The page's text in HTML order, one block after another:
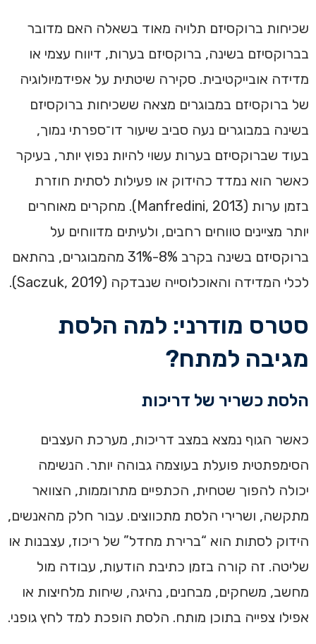
שכיחות ברוקסיזם תלויה מאוד בשאלה האם מדובר
בברוקסיזם בשינה, ברוקסיזם בערות, דיווח עצמי או
מדידה אובייקטיבית. סקירה שיטתית על אפידמיולוגיה
של ברוקסיזם במבוגרים מצאה ששכיחות ברוקסיזם
בשינה במבוגרים נעה סביב שיעור דו־ספרתי נמוך,
בעוד שברוקסיזם בערות עשוי להיות נפוץ יותר, בעיקר
כאשר הוא נמדד כהידוק או פעילות לסתית חוזרת
בזמן ערות (Manfredini, 2013). מחקרים מאוחרים
יותר מציינים טווחים רחבים, ולעיתים מדווחים על
ברוקסיזם בשינה בקרב 8%-31% מהמבוגרים, בהתאם
לכלי המדידה והאוכלוסייה שנבדקה (Saczuk, 2019).
סטרס מודרני: למה הלסת
מגיבה למתח?
הלסת כשריר של דריכות
כאשר הגוף נמצא במצב דריכות, מערכת העצבים
הסימפתטית פועלת בעוצמה גבוהה יותר. הנשימה
יכולה להפוך שטחית, הכתפיים מתרוממות, הצוואר
מתקשה, ושרירי הלסת מתכווצים. עבור חלק מהאנשים,
הידוק לסתות הוא “ברירת מחדל” של ריכוז, עצבנות או
שליטה. זה קורה בזמן כתיבת הודעות, עבודה מול
מחשב, משחקים, מבחנים, נהיגה, שיחות מלחיצות או
אפילו צפייה בתוכן מותח. הלסת הופכת למד לחץ גופני.